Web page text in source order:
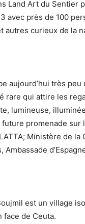
Land Art du Sentier
avec près de 100
autres curieux de la
aujourd’hui très
rare qui attire les
lumineuse,
promenade sur
Ministère de la
Ambassade
est un village
face de Ceuta.